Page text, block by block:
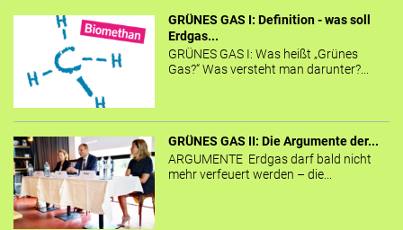
GRÜNES GAS I: Definition - was soll
Erdgas...
GRÜNES GAS I: Was heißt „Grünes
Gas?“ Was versteht man darunter?...
GRÜNES GAS II: Die Argumente der...
ARGUMENTE Erdgas darf bald nicht
mehr verfeuert werden – die...